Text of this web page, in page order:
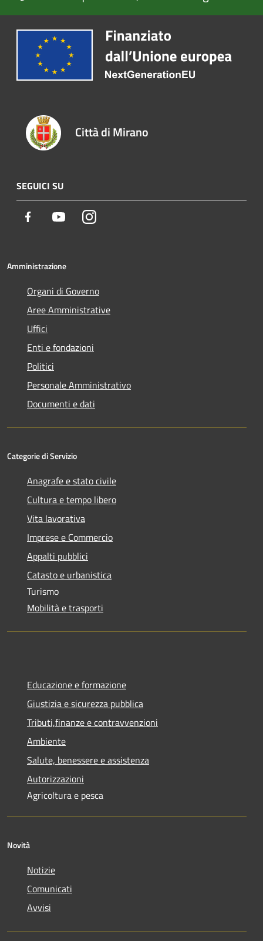
Città di Mirano
SEGUICI SU
Facebook YoutubeInstagram
Amministrazione
Organi di Governo
Aree Amministrative
Uffici
Enti e fondazioni
Politici
Personale Amministrativo
Documenti e dati
Categorie di Servizio
Anagrafe e stato civile
Cultura e tempo libero
Vita lavorativa
Imprese e Commercio
Appalti pubblici
Catasto e urbanistica
Turismo
Mobilità e trasporti
Educazione e formazione
Giustizia e sicurezza pubblica
Tributi,finanze e contravvenzioni
Ambiente
Salute, benessere e assistenza
Autorizzazioni
Agricoltura e pesca
Novità
Notizie
Comunicati
Avvisi